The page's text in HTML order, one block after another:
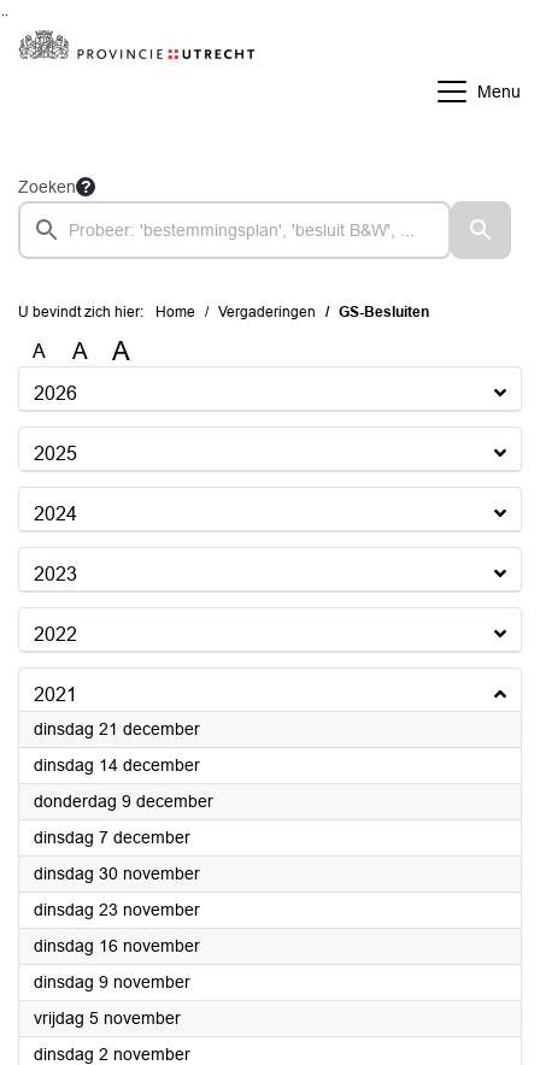
Menu
Zoeken
U bevindt zich hier: Home Vergaderingen GS-Besluiten
A A A
2026
2025
2024
2023
2022
2021
dinsdag 21 december2021
dinsdag 14 december2021
donderdag 9 december2021
dinsdag 7 december2021
dinsdag 30 november2021
dinsdag 23 november2021
dinsdag 16 november2021
dinsdag 9 november2021
vrijdag 5 november2021
dinsdag 2 november2021